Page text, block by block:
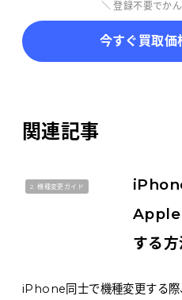
＼ 登録不要でか
今すぐ買取価
関連記事
Apple
する方
iPhone同士で機種変更する際
2. 機種変更ガイド